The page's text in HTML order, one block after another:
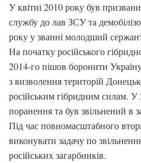
У квітні 2010 року був
службу до лав ЗСУ та
року у званні молодший
На початку російського
2014-го пішов боронити
з визволення територій
російським гібридним силам.
поранення та був звільнений в
Під час повномасштабного
виконувати задачу по
російських загарбників.